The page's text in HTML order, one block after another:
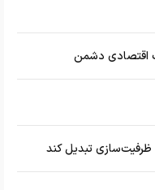
اقتصادی دشمن
ظرفیت‌سازی تبدیل کند